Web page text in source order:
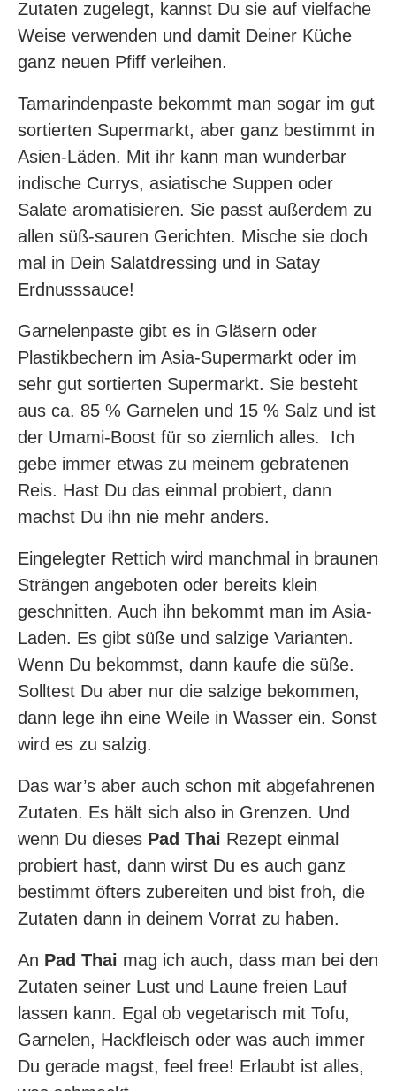
Zutaten zugelegt, kannst Du sie auf vielfache
Weise verwenden und damit Deiner Küche
ganz neuen Pfiff verleihen.
Tamarindenpaste bekommt man sogar im gut
sortierten Supermarkt, aber ganz bestimmt in
Asien-Läden. Mit ihr kann man wunderbar
indische Currys, asiatische Suppen oder
Salate aromatisieren. Sie passt außerdem zu
allen süß-sauren Gerichten. Mische sie doch
mal in Dein Salatdressing und in Satay
Erdnusssauce!
Garnelenpaste gibt es in Gläsern oder
Plastikbechern im Asia-Supermarkt oder im
sehr gut sortierten Supermarkt. Sie besteht
aus ca. 85 % Garnelen und 15 % Salz und ist
der Umami-Boost für so ziemlich alles. Ich
gebe immer etwas zu meinem gebratenen
Reis. Hast Du das einmal probiert, dann
machst Du ihn nie mehr anders.
Eingelegter Rettich wird manchmal in braunen
Strängen angeboten oder bereits klein
geschnitten. Auch ihn bekommt man im Asia-
Laden. Es gibt süße und salzige Varianten.
Wenn Du bekommst, dann kaufe die süße.
Solltest Du aber nur die salzige bekommen,
dann lege ihn eine Weile in Wasser ein. Sonst
wird es zu salzig.
Das war’s aber auch schon mit abgefahrenen
Zutaten. Es hält sich also in Grenzen. Und
wenn Du dieses Pad Thai Rezept einmal
probiert hast, dann wirst Du es auch ganz
bestimmt öfters zubereiten und bist froh, die
Zutaten dann in deinem Vorrat zu haben.
An Pad Thai mag ich auch, dass man bei den
Zutaten seiner Lust und Laune freien Lauf
lassen kann. Egal ob vegetarisch mit Tofu,
Garnelen, Hackfleisch oder was auch immer
Du gerade magst, feel free! Erlaubt ist alles,